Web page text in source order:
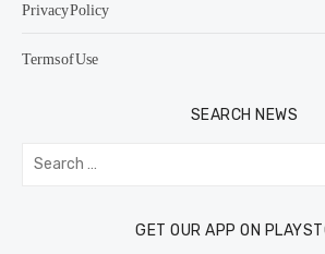
Privacy Policy
Terms of Use
SEARCH NEWS
Search
for:
GET OUR APP ON